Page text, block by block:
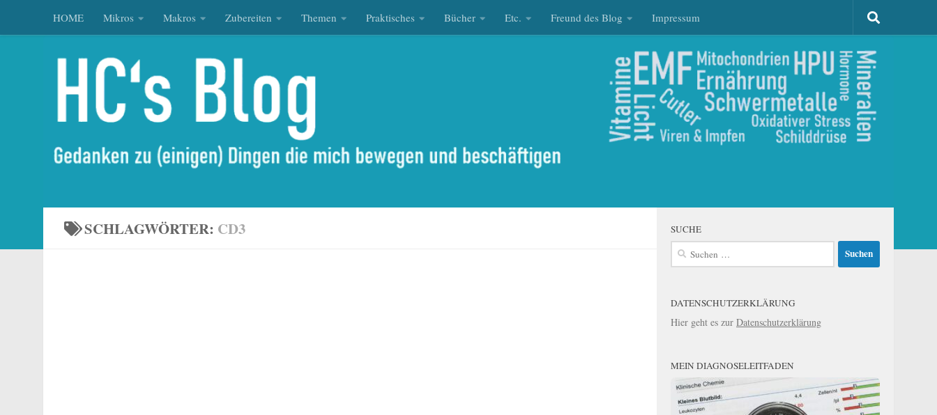
Zum Inhalt springen
HOME Mikros Makros Zubereiten Themen Praktisches Bücher Etc. Freund des Blog Impressum
SCHLAGWÖRTER: CD3 SUCHE
Suchen
DATENSCHUTZERKLÄRUNG
Hier geht es zur Datenschutzerklärung
MEIN DIAGNOSELEITFADEN